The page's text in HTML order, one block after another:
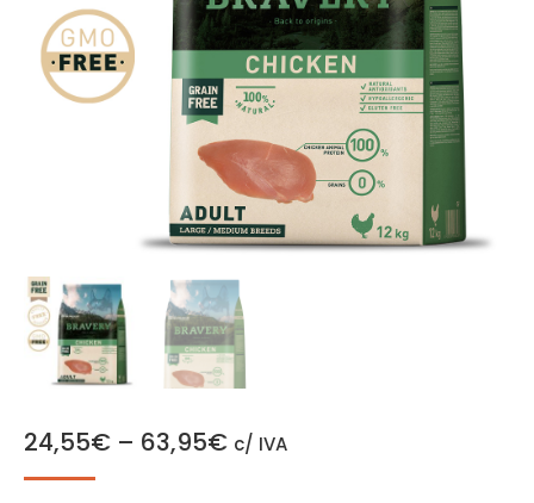
24,55€ – 63,95€ c/ IVA